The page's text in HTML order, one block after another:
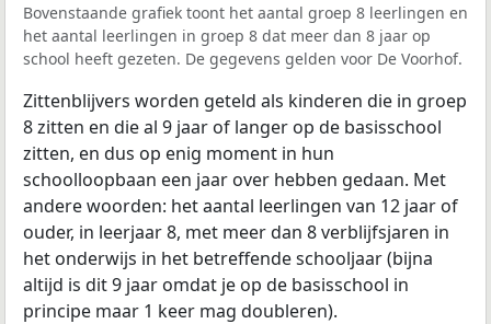
Bovenstaande grafiek toont het aantal groep 8 leerlingen en
het aantal leerlingen in groep 8 dat meer dan 8 jaar op
school heeft gezeten. De gegevens gelden voor De Voorhof.
Zittenblijvers worden geteld als kinderen die in groep
8 zitten en die al 9 jaar of langer op de basisschool
zitten, en dus op enig moment in hun
schoolloopbaan een jaar over hebben gedaan. Met
andere woorden: het aantal leerlingen van 12 jaar of
ouder, in leerjaar 8, met meer dan 8 verblijfsjaren in
het onderwijs in het betreffende schooljaar (bijna
altijd is dit 9 jaar omdat je op de basisschool in
principe maar 1 keer mag doubleren).